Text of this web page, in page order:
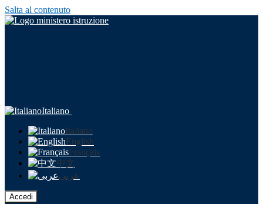
Salta al contenuto
Italiano
Italiano
English
Français
中文
عربى
Accedi